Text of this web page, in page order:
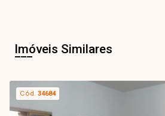
Imóveis Similares
Cód.34684